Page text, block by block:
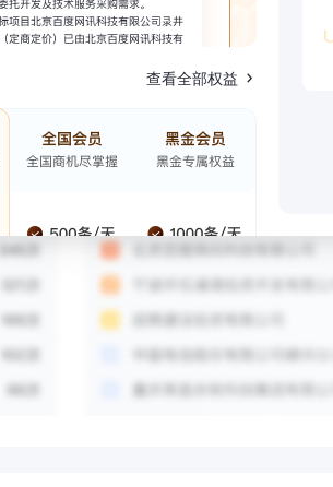
查看全部权益